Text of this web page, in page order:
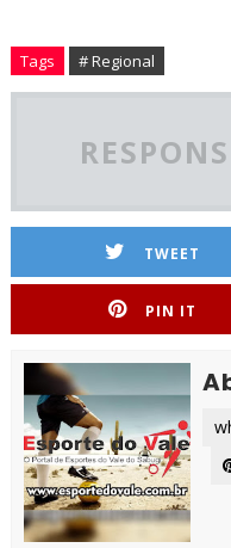
Tags # Regional
TWEET
PIN IT